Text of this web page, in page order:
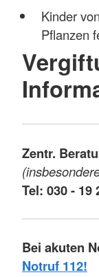
Kinder
Pflanzen
Zentr.
Tel: 030 - 19
Bei akuten
Notruf 112!